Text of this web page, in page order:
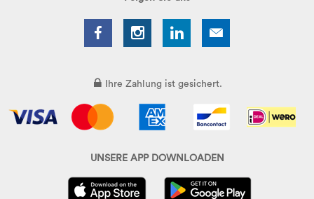
Ihre Zahlung ist gesichert.
UNSERE APP DOWNLOADEN